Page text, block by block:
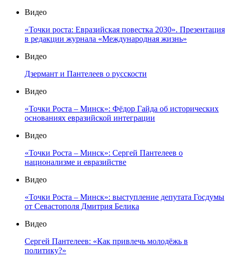
Видео
«Точки роста: Евразийская повестка 2030». Презентация
в редакции журнала «Международная жизнь»
Видео
Дзермант и Пантелеев о русскости
Видео
«Точки Роста – Минск»: Фёдор Гайда об исторических
основаниях евразийской интеграции
Видео
«Точки Роста – Минск»: Сергей Пантелеев о
национализме и евразийстве
Видео
«Точки Роста – Минск»: выступление депутата Госдумы
от Севастополя Дмитрия Белика
Видео
Сергей Пантелеев: «Как привлечь молодёжь в
политику?»